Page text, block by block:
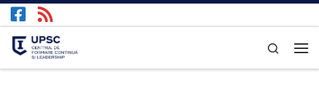
Afișează întregul conținut
Search